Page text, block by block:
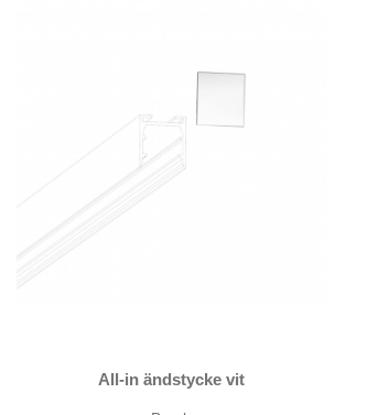
All-in ändstycke vit